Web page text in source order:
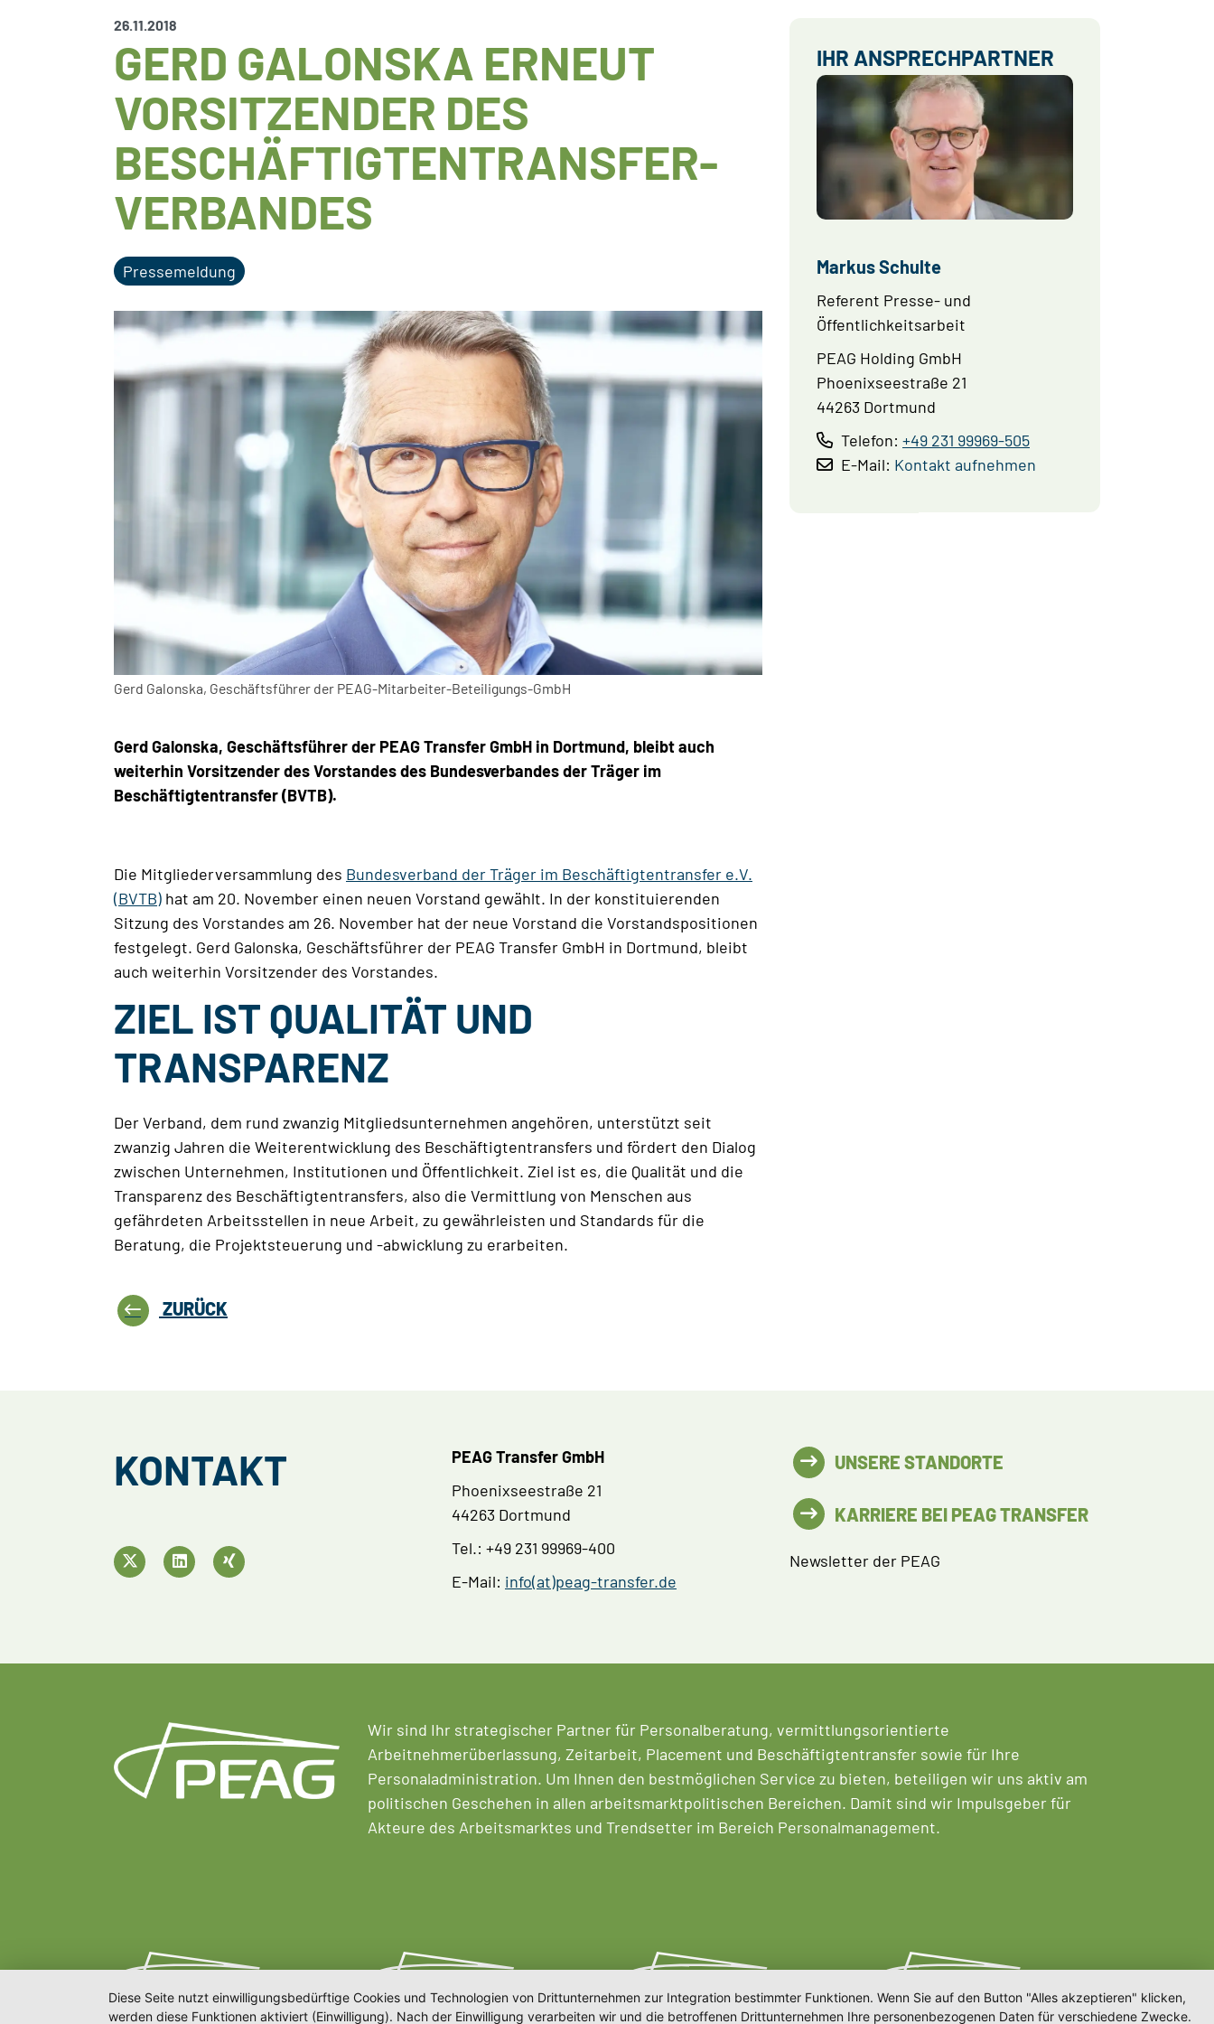
26.11.2018
GERD GALONSKA ERNEUT
VORSITZENDER DES
BESCHÄFTIGTENTRANSFER-
VERBANDES
Pressemeldung
Gerd Galonska, Geschäftsführer der PEAG-Mitarbeiter-Beteiligungs-GmbH
Gerd Galonska, Geschäftsführer der PEAG Transfer GmbH in Dortmund, bleibt auch
weiterhin Vorsitzender des Vorstandes des Bundesverbandes der Träger im
Beschäftigtentransfer (BVTB).
Die Mitgliederversammlung des Bundesverband der Träger im Beschäftigtentransfer e.V.
(BVTB) hat am 20. November einen neuen Vorstand gewählt. In der konstituierenden
Sitzung des Vorstandes am 26. November hat der neue Vorstand die Vorstandspositionen
festgelegt. Gerd Galonska, Geschäftsführer der PEAG Transfer GmbH in Dortmund, bleibt
auch weiterhin Vorsitzender des Vorstandes.
ZIEL IST QUALITÄT UND
TRANSPARENZ
Der Verband, dem rund zwanzig Mitgliedsunternehmen angehören, unterstützt seit
zwanzig Jahren die Weiterentwicklung des Beschäftigtentransfers und fördert den Dialog
zwischen Unternehmen, Institutionen und Öffentlichkeit. Ziel ist es, die Qualität und die
Transparenz des Beschäftigtentransfers, also die Vermittlung von Menschen aus
gefährdeten Arbeitsstellen in neue Arbeit, zu gewährleisten und Standards für die
Beratung, die Projektsteuerung und -abwicklung zu erarbeiten.
ZURÜCK
IHR ANSPRECHPARTNER
Markus Schulte
Referent Presse- und
Öffentlichkeitsarbeit
PEAG Holding GmbH
Phoenixseestraße 21
44263 Dortmund
Telefon: +49 231 99969-505
E-Mail: Kontakt aufnehmen
KONTAKT
PEAG Transfer GmbH
Phoenixseestraße 21
44263 Dortmund
Tel.: +49 231 99969-400
E-Mail: info(at)peag-transfer.de
UNSERE STANDORTE
KARRIERE BEI PEAG TRANSFER
Newsletter der PEAG
Wir sind Ihr strategischer Partner für Personalberatung, vermittlungsorientierte
Arbeitnehmerüberlassung, Zeitarbeit, Placement und Beschäftigtentransfer sowie für Ihre
Personaladministration. Um Ihnen den bestmöglichen Service zu bieten, beteiligen wir uns aktiv am
politischen Geschehen in allen arbeitsmarktpolitischen Bereichen. Damit sind wir Impulsgeber für
Akteure des Arbeitsmarktes und Trendsetter im Bereich Personalmanagement.
Diese Seite nutzt einwilligungsbedürftige Cookies und Technologien von Drittunternehmen zur Integration bestimmter Funktionen. Wenn Sie auf den Button "Alles akzeptieren" klicken,
werden diese Funktionen aktiviert (Einwilligung). Nach der Einwilligung verarbeiten wir und die betroffenen Drittunternehmen Ihre personenbezogenen Daten für verschiedene Zwecke.